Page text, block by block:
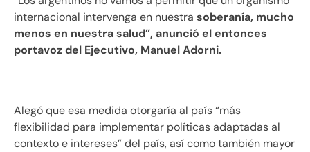
internacional intervenga en nuestra soberanía, mucho
menos en nuestra salud”, anunció el entonces
portavoz del Ejecutivo, Manuel Adorni.
Alegó que esa medida otorgaría al país “más
flexibilidad para implementar políticas adaptadas al
contexto e intereses” del país, así como también mayor